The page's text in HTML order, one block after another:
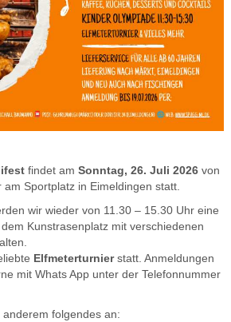
findet am Sonntag, 26. Juli 2026von
am Sportplatz in Eimeldingen statt.
wir wieder von 11.30 – 15.30 Uhr eine
Kunstrasenplatz mit verschiedenen
Elfmeterturnierstatt. Anmeldungen
mit Whats App unter der Telefonnummer
folgendes an: